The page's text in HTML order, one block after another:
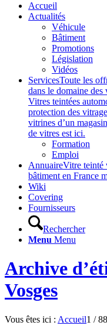
Accueil
Actualités
Véhicule
Bâtiment
Promotions
Législation
Vidéos
ServicesToute les
dans le domaine des
Vitres teintées
protection des
vitrines d’un
de vitres est ici.
Formation
Emploi
AnnuaireVitre teinté
bâtiment en France
Wiki
Covering
Fournisseurs
Rechercher
Menu Menu
Archive
Vosges
Vous êtes ici : Accueil1 /